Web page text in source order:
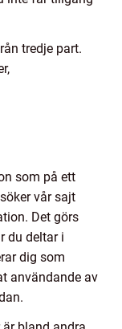
tredje part.
som på ett
vår sajt
Det görs
du deltar i
dig som
användande av